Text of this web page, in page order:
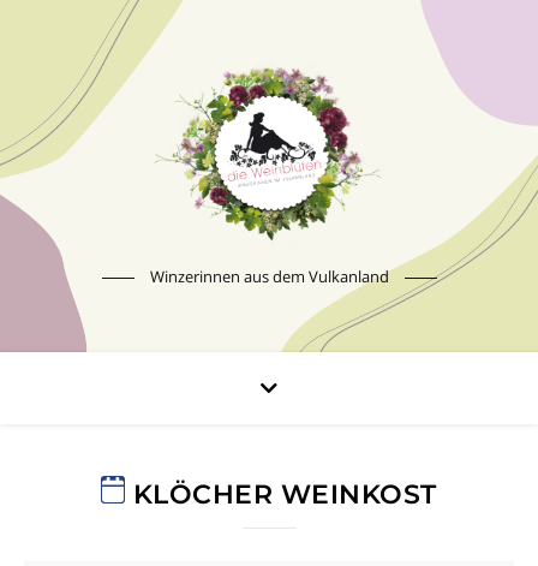
Winzerinnen aus dem Vulkanland
KLÖCHER WEINKOST